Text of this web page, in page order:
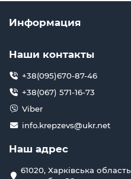
Информация
Наши контакты
+38(095)670-87-46
+38(067) 571-16-73
Viber
info.krepzevs@ukr.net
Наш адрес
61020, Харківська